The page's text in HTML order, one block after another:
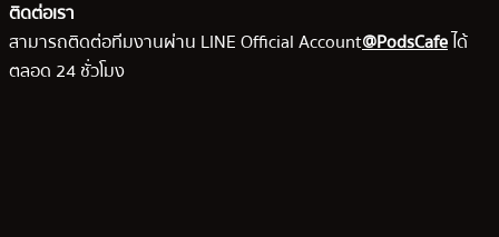
ติดต่อเรา
สามารถติดต่อทีมงานผ่าน LINE Official Account@PodsCafeได้
ตลอด 24 ชั่วโมง